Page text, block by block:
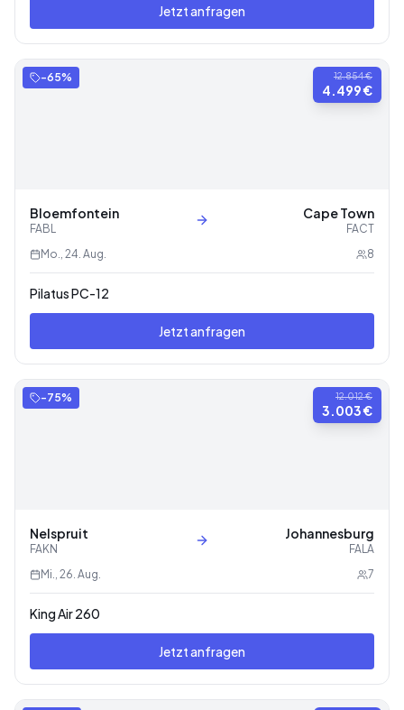
Jetzt anfragen
12.854 €
4.499 €
-65%
Bloemfontein
FABL
Cape Town
FACT
Mo., 24. Aug.
8
Pilatus PC-12
Jetzt anfragen
12.012 €
3.003 €
-75%
Nelspruit
FAKN
Johannesburg
FALA
Mi., 26. Aug.
7
King Air 260
Jetzt anfragen